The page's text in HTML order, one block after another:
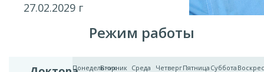
27.02.2029 г
Режим работы
Понедельник
Вторник Среда ЧетвергПятница Суббота